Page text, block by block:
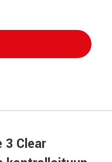
Clear